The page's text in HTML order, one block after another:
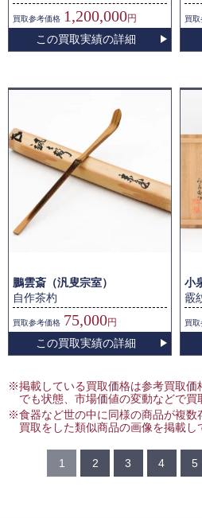
買取参考価格 1,200,000円
この買取実績の詳細
買取
鵬雲斎（汎叟宗室）
自作茶杓
買取参考価格 75,000円
この買取実績の詳細
小
霰
買取
※掲載している買取価格は参考買取価
でも状態、市場価値の変動などで買
※食器など世の中に同様の商品が複数
買取をした類似商品の画像を掲載し
1 2 3 4 5